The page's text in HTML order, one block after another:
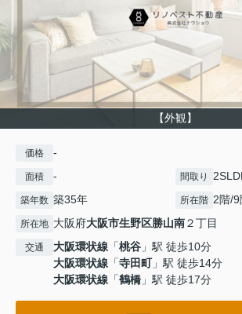
【外観】
価格 -
面積 - 間取り
築年数 築35年 所在階 2階/9
所在地 大阪府大阪市生野区勝山南２丁目
交通 大阪環状線 「桃谷 」駅 徒歩10分
大阪環状線 「寺田町」駅 徒歩14分
大阪環状線 「鶴橋 」駅 徒歩17分